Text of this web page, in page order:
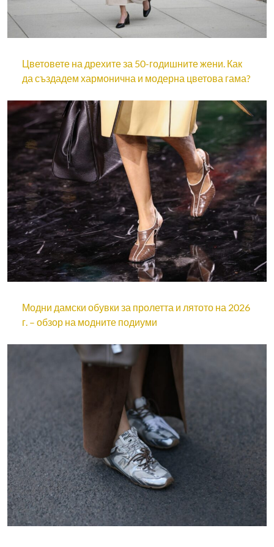
Цветовете на дрехите за 50-годишните жени. Как
да създадем хармонична и модерна цветова гама?
Модни дамски обувки за пролетта и лятото на 2026
г. – обзор на модните подиуми